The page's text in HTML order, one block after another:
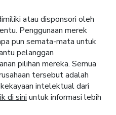
atau disponsori oleh
Penggunaan merek
pun semata-mata untuk
pelanggan
pilihan mereka. Semua
tersebut adalah
intelektual dari
di sini untuk informasi lebih